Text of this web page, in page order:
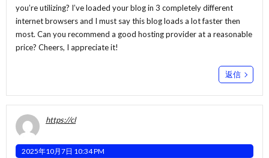
you’re utilizing? I’ve loaded your blog in 3 completely different
internet browsers and I must say this blog loads a lot faster then
most. Can you recommend a good hosting provider at a reasonable
price? Cheers, I appreciate it!
返信
https://cl
2025年10月7日 10:34 PM